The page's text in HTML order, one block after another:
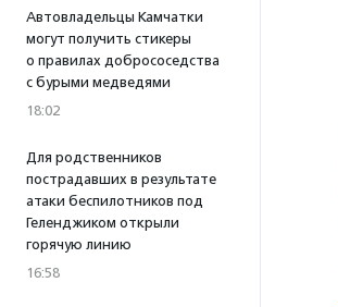
Автовладельцы Камчатки
могут получить стикеры
о правилах добрососедства
с бурыми медведями
18:02
Для родственников
пострадавших в результате
атаки беспилотников под
Геленджиком открыли
горячую линию
16:58